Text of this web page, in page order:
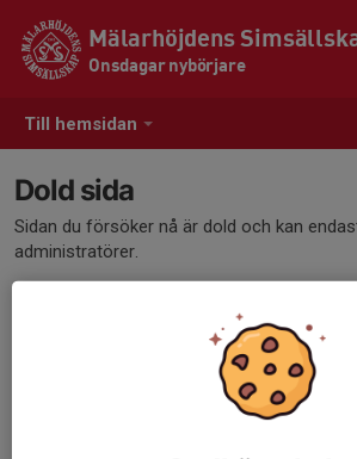
Till hemsidan
Mälarhöjdens
Onsdagar nybörjare
Dold sida
Sidan du försöker nå är dold och kan
administratörer.